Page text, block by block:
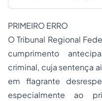
PRIMEIRO ERRO
O Tribunal Regional
cumprimento
criminal, cuja sentença
em flagrante
especialmente ao